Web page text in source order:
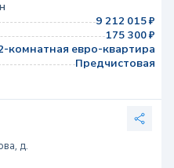
9 212 015 ₽
175 300 ₽
комнатная евро-квартира
Предчистовая
д.